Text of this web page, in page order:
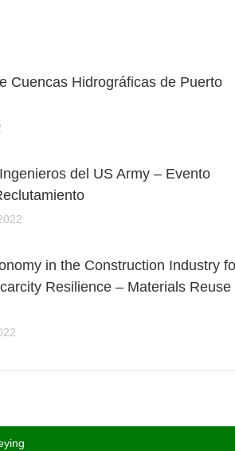
Cuencas Hidrográficas de Puerto
del US Army – Evento
in the Construction Industry
Resilience – Materials Reuse